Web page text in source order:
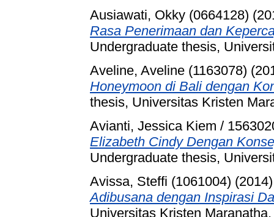
Ausiawati, Okky (0664128)
Rasa Penerimaan dan
Undergraduate thesis,
Aveline, Aveline (1163078)
Honeymoon di Bali dengan
thesis, Universitas Kristen
Avianti, Jessica Kiem /
Elizabeth Cindy Dengan
Undergraduate thesis,
Avissa, Steffi (1061004)
Adibusana dengan Inspirasi
Universitas Kristen Maranatha.